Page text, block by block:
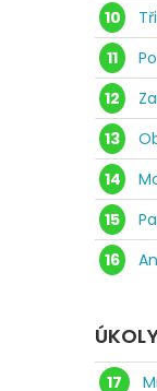
10
11
12
13
14
15
16
17